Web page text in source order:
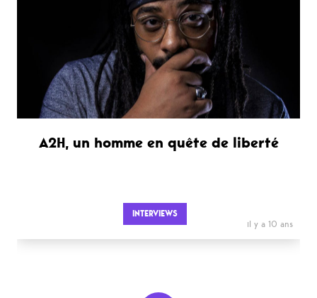
A2H, un homme en quête de liberté
INTERVIEWS
il y a 10 ans